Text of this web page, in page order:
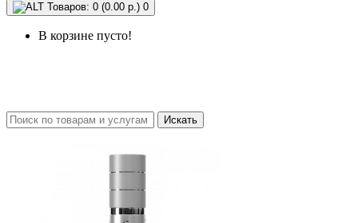
Товаров: 0 (0.00 р.) 0
В корзине пусто!
Искать